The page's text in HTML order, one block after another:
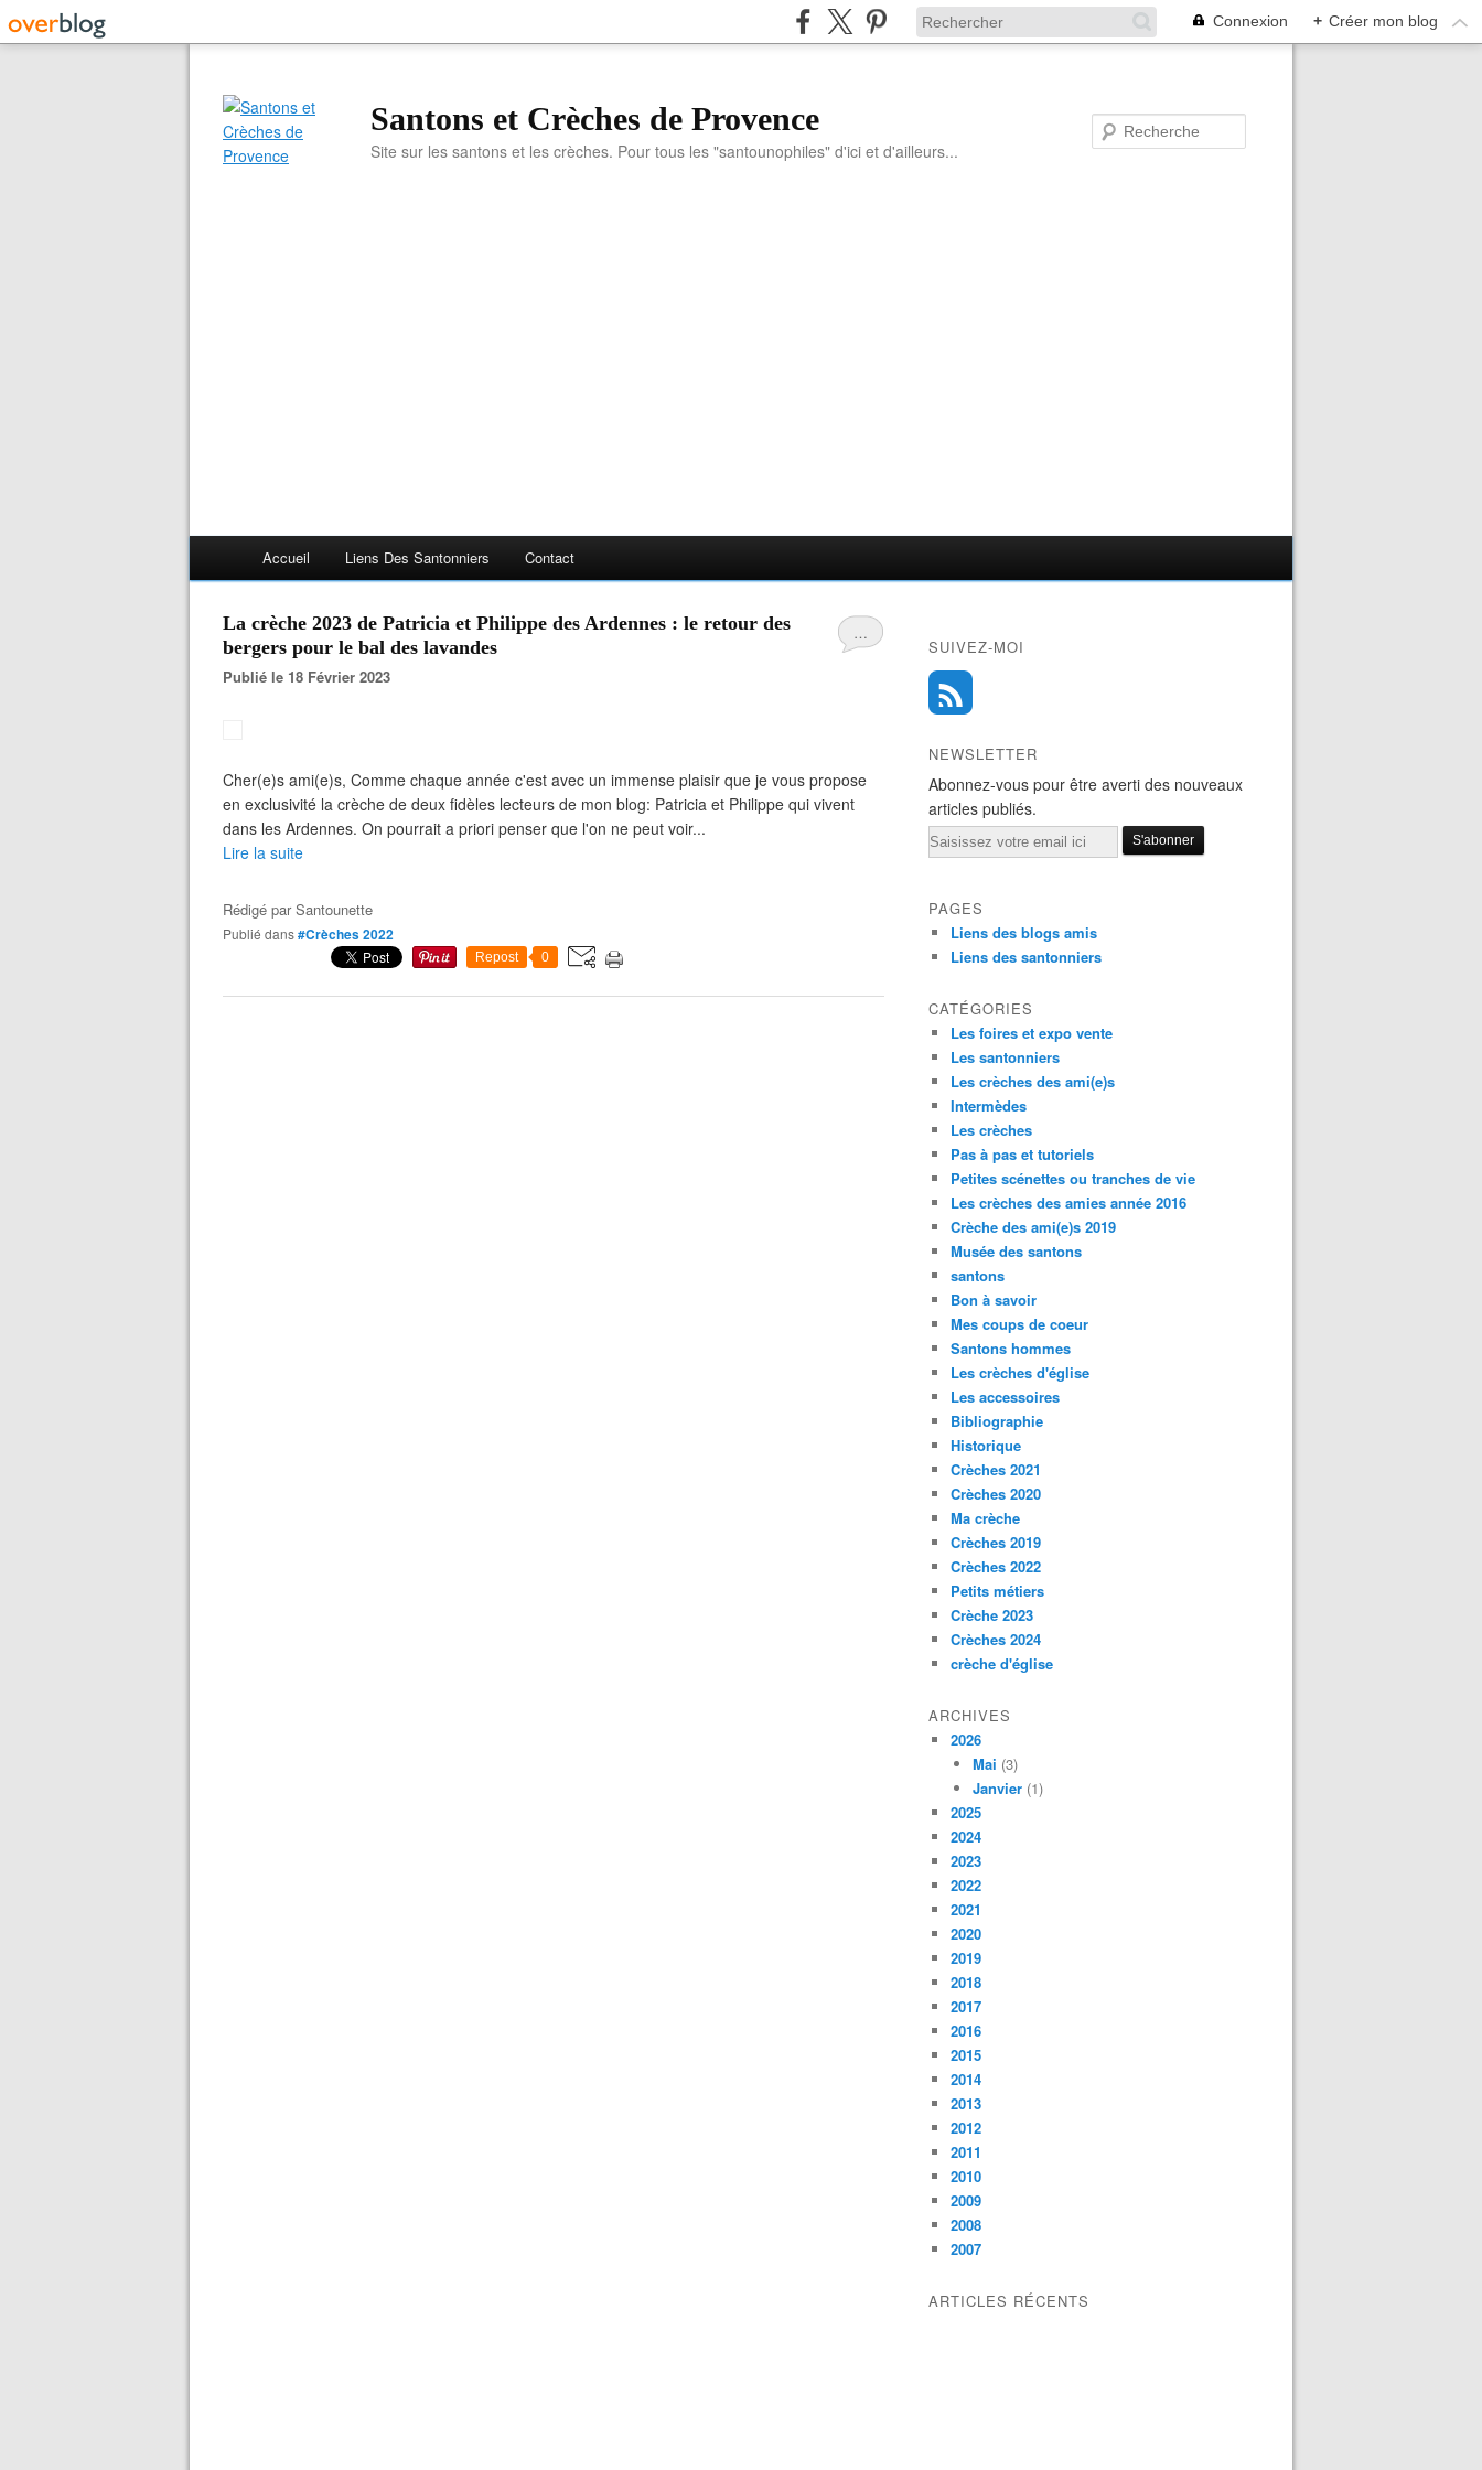
Connexion + Créer mon blog
Santons et Crèches de Provence
Site sur les santons et les crèches. Pour tous les "santounophiles" d'ici et d'ailleurs...
Accueil Liens Des Santonniers Contact
…
La crèche 2023 de Patricia et Philippe des Ardennes : le retour des
bergers pour le bal des lavandes
Publié le 18 Février 2023
Cher(e)s ami(e)s, Comme chaque année c'est avec un immense plaisir que je vous propose
en exclusivité la crèche de deux fidèles lecteurs de mon blog: Patricia et Philippe qui vivent
dans les Ardennes. On pourrait a priori penser que l'on ne peut voir...
Lire la suite
Rédigé parSantounette
Publié dans#Crèches 2022
Repost 0
SUIVEZ-MOI
NEWSLETTER
Abonnez-vous pour être averti des nouveaux
articles publiés.
Email
PAGES
Liens des blogs amis
Liens des santonniers
CATÉGORIES
Les foires et expo vente
Les santonniers
Les crèches des ami(e)s
Intermèdes
Les crèches
Pas à pas et tutoriels
Petites scénettes ou tranches de vie
Les crèches des amies année 2016
Crèche des ami(e)s 2019
Musée des santons
santons
Bon à savoir
Mes coups de coeur
Santons hommes
Les crèches d'église
Les accessoires
Bibliographie
Historique
Crèches 2021
Crèches 2020
Ma crèche
Crèches 2019
Crèches 2022
Petits métiers
Crèche 2023
Crèches 2024
crèche d'église
ARCHIVES
2026
Mai (3)
Janvier (1)
2025
2024
2023
2022
2021
2020
2019
2018
2017
2016
2015
2014
2013
2012
2011
2010
2009
2008
2007
ARTICLES RÉCENTS